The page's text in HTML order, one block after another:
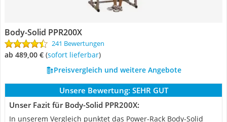
Body-Solid PPR200X
241 Bewertungen
ab 489,00 € ( Sofort lieferbar)
Preisvergleich und weitere Angebote
Unsere Bewertung: SEHR GUT
Unser Fazit für Body-Solid PPR200X:
In unserem Vergleich punktet das Power-Rack Body-Solid